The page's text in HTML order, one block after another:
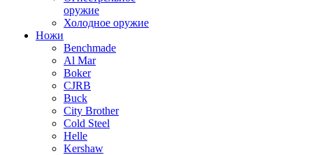
оружие
Холодное оружие
Ножи
Benchmade
Al Mar
Boker
CJRB
Buck
City Brother
Cold Steel
Helle
Kershaw